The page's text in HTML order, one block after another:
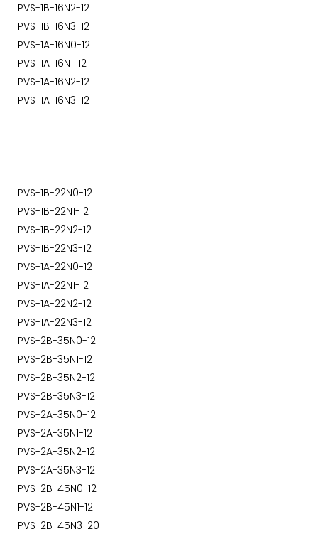
PVS-1B-16N2-12
PVS-1B-16N3-12
PVS-1A-16N0-12
PVS-1A-16N1-12
PVS-1A-16N2-12
PVS-1A-16N3-12
PVS-1B-22N0-12
PVS-1B-22N1-12
PVS-1B-22N2-12
PVS-1B-22N3-12
PVS-1A-22N0-12
PVS-1A-22N1-12
PVS-1A-22N2-12
PVS-1A-22N3-12
PVS-2B-35N0-12
PVS-2B-35N1-12
PVS-2B-35N2-12
PVS-2B-35N3-12
PVS-2A-35N0-12
PVS-2A-35N1-12
PVS-2A-35N2-12
PVS-2A-35N3-12
PVS-2B-45N0-12
PVS-2B-45N1-12
PVS-2B-45N3-20